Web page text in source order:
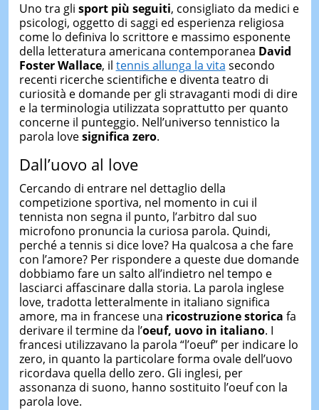
Uno tra gli sport più seguiti, consigliato da medici e
psicologi, oggetto di saggi ed esperienza religiosa
come lo definiva lo scrittore e massimo esponente
della letteratura americana contemporanea David
Foster Wallace, il tennis allunga la vita secondo
recenti ricerche scientifiche e diventa teatro di
curiosità e domande per gli stravaganti modi di dire
e la terminologia utilizzata soprattutto per quanto
concerne il punteggio. Nell’universo tennistico la
parola lovesignifica zero.
Dall’uovo al love
Cercando di entrare nel dettaglio della
competizione sportiva, nel momento in cui il
tennista non segna il punto, l’arbitro dal suo
microfono pronuncia la curiosa parola. Quindi,
perché a tennis si dice love? Ha qualcosa a che fare
con l’amore? Per rispondere a queste due domande
dobbiamo fare un salto all’indietro nel tempo e
lasciarci affascinare dalla storia. La parola inglese
love, tradotta letteralmente in italiano significa
amore, ma in francese una ricostruzione storica fa
derivare il termine da l’oeuf, uovo in italiano. I
francesi utilizzavano la parola “l’oeuf” per indicare lo
zero, in quanto la particolare forma ovale dell’uovo
ricordava quella dello zero. Gli inglesi, per
assonanza di suono, hanno sostituito l’oeuf con la
parola love.